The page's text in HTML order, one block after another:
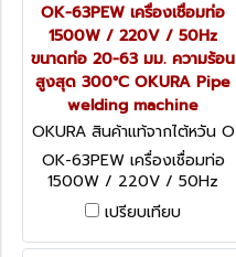
OK-63PEW เครื่องเชื่อมท่อ
1500W / 220V / 50Hz
ขนาดท่อ 20-63 มม. ความร้อน
สูงสุด 300°C OKURA Pipe
welding machine
OKURA สินค้าแท้จากไต้หวัน O
K-63PEW
OK-63PEW เครื่องเชื่อมท่อ
1500W / 220V / 50Hz
ขนาดท่อ 20-63 มม. ความร้อน
สูงสุด 300°C OKURA Pipe
welding machine
เปรียบเทียบ